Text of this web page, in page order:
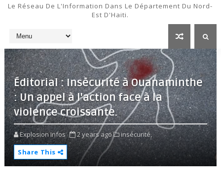
Le Réseau De L'Information Dans Le Département Du Nord-
Est D'Haiti.
Éditorial : Insécurité à Ouanaminthe
: Un appel à l'action face à la
violence croissante.
Explosion Infos 2 years ago
insécurité,
Share This